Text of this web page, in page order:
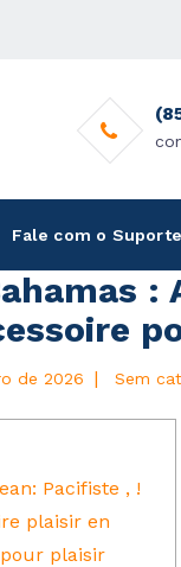
Fale com o Suporte
de 2026 | Sem
Pacifiste , !
plaisir en
plaisir